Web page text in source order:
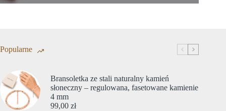
Popularne
Bransoletka ze stali naturalny kamień
słoneczny – regulowana, fasetowane kamienie
4 mm
99,00 zł